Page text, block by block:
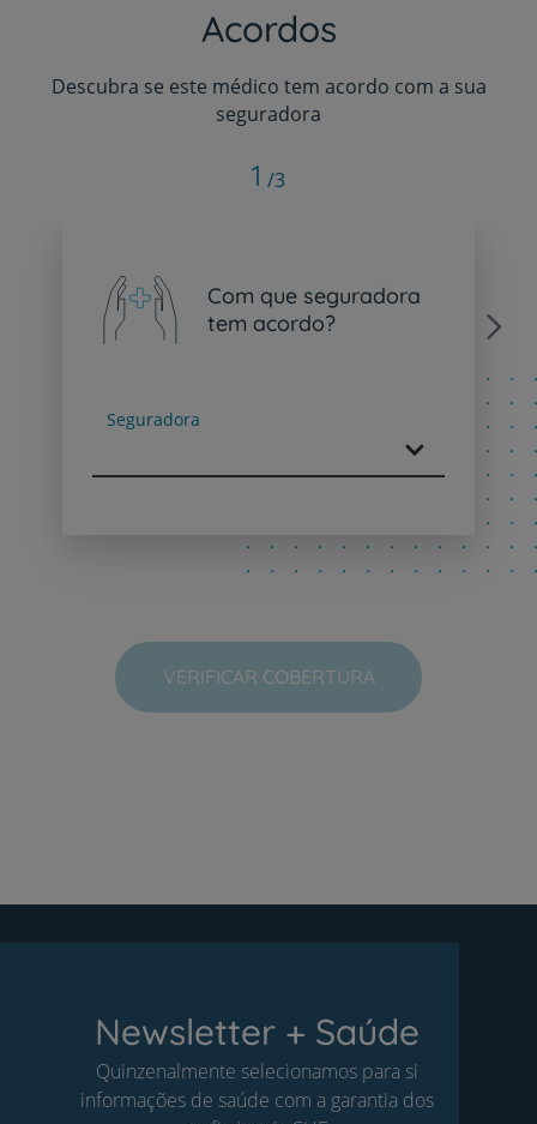
Acordos
Descubra se este médico tem acordo com a sua
seguradora
Com que seguradora
tem acordo?
Seguradora
Next
1 /3
VERIFICAR COBERTURA
Newsletter + Saúde
Quinzenalmente selecionamos para si
informações de saúde com a garantia dos